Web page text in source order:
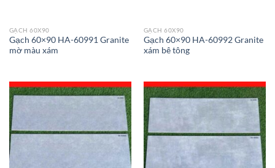
GẠCH 60X90
Gạch 60×90 HA-60991 Granite
mờ màu xám
GẠCH 60X90
Gạch 60×90 HA-60992 Granite
xám bê tông